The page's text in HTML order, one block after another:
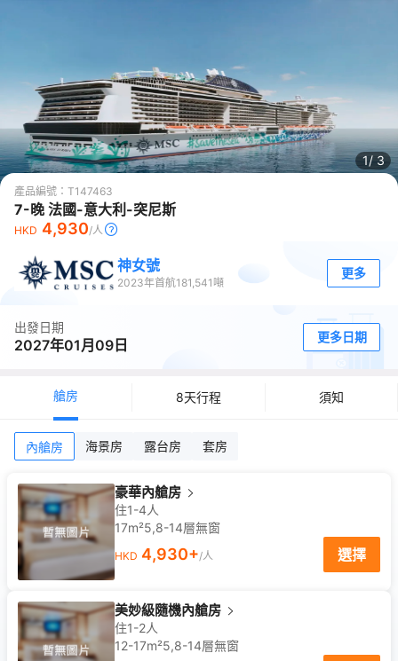
1/3
產品編號： T147463
7-晚 法國-意大利-突尼斯
HKD 4,930/人
神女號
2023年首航181,541 噸
更多
出發日期
2027年01月09日 更多日期
艙房 8天行程 須知
內艙房 海景房 露台房 套房
豪華內艙房
住1-4人
17m²5,8-14層無窗
HKD 4,930+/人 選擇
美妙級隨機內艙房
住1-2人
12-17m²5,8-14層無窗